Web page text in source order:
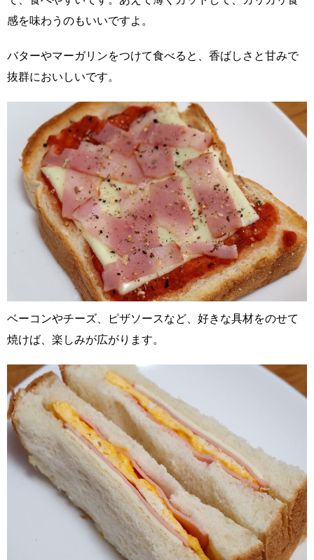
感を味わうのもいいですよ。
バターやマーガリンをつけて食べると、香ばしさと甘みで
抜群においしいです。
ベーコンやチーズ、ピザソースなど、好きな具材をのせて
焼けば、楽しみが広がります。